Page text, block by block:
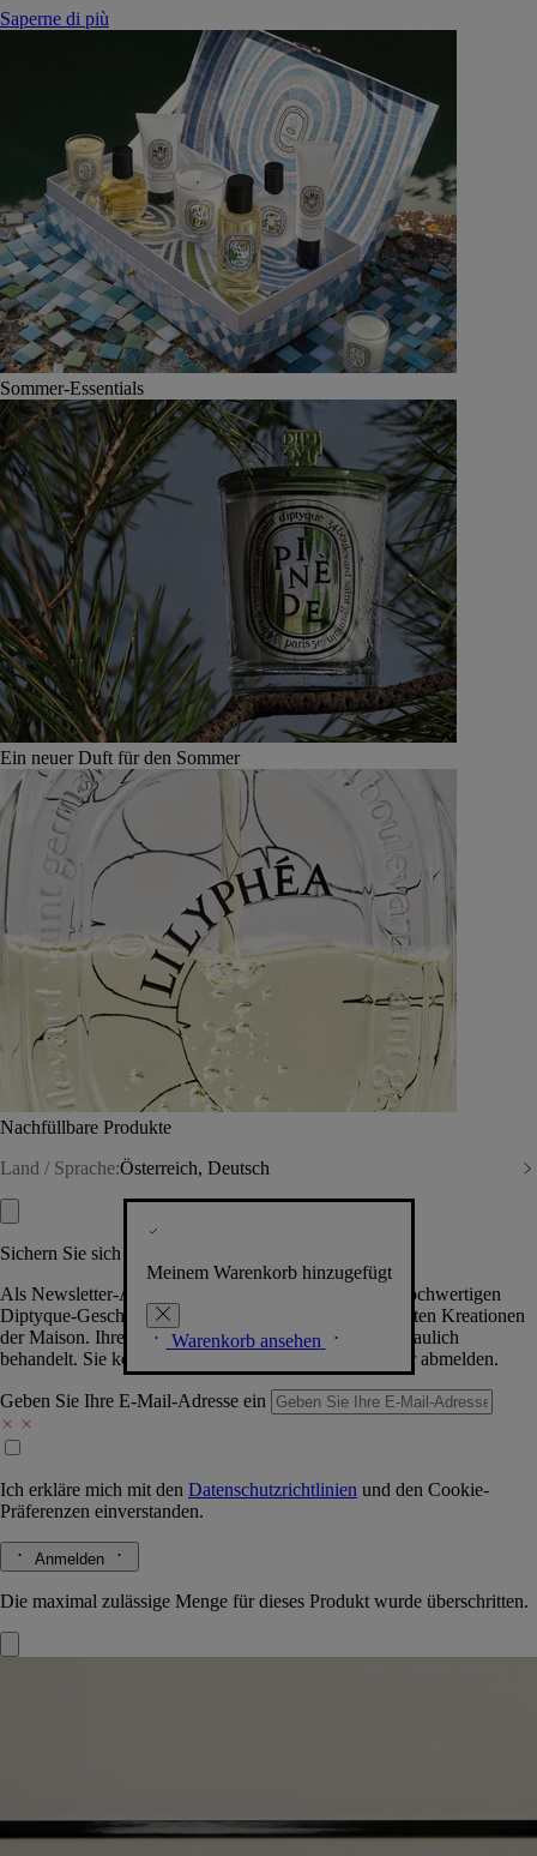
Saperne di più
Sommer-Essentials
Ein neuer Duft für den Sommer
Nachfüllbare Produkte
Land / Sprache:Österreich, Deutsch
Meinem Warenkorb hinzugefügt
Warenkorb ansehen
Sichern Sie sich exklusive Vorteile
Als Newsletter-Abonnent.in erhalten Sie Zugang zu hochwertigen
Diptyque-Geschenken, Events & News über die neuesten Kreationen
der Maison. Ihre Daten werden selbstverständlich vertraulich
behandelt. Sie können sich jederzeit problemlos wieder abmelden.
Geben Sie Ihre E-Mail-Adresse ein
Ich erkläre mich mit den Datenschutzrichtlinien und den Cookie-
Präferenzen einverstanden.
Anmelden
Die maximal zulässige Menge für dieses Produkt wurde überschritten.